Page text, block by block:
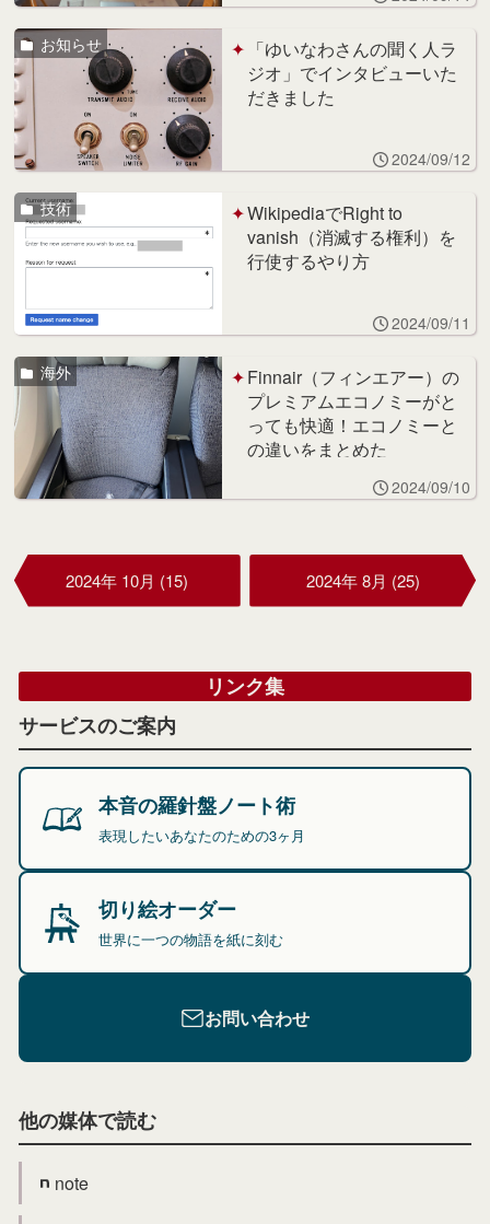
「ゆいなわさんの聞く人ラ
ジオ」でインタビューいた
だきました
お知らせ
2024/09/12
WikipediaでRight to
vanish（消滅する権利）を
行使するやり方
技術
2024/09/11
Finnair（フィンエアー）の
プレミアムエコノミーがと
っても快適！エコノミーと
の違いをまとめた
海外
2024/09/10
2024年 8月 (25)
2024年 10月 (15)
リンク集
サービスのご案内
本音の羅針盤ノート術
表現したいあなたのための3ヶ月
切り絵オーダー
世界に一つの物語を紙に刻む
お問い合わせ
他の媒体で読む
note